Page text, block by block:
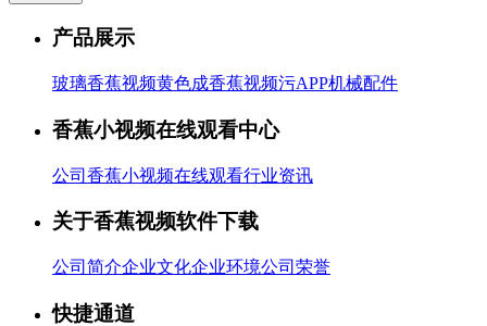
产品展示
玻璃香蕉视频黄色成香蕉视频污APP机械配件
香蕉小视频在线观看中心
公司香蕉小视频在线观看行业资讯
关于香蕉视频软件下载
公司简介企业文化企业环境公司荣誉
快捷通道